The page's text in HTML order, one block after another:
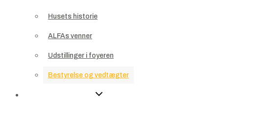
Udstillinger i foyeren
Bestyrelse og vedtægter
For virksomheder
Husets historie
ALFAs venner
Udstillinger i foyeren
Bestyrelse og vedtægter